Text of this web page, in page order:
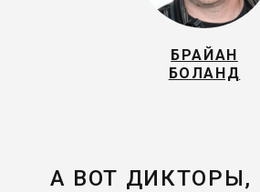
БРАЙАН
БОЛАНД
А ВОТ ДИКТОРЫ,